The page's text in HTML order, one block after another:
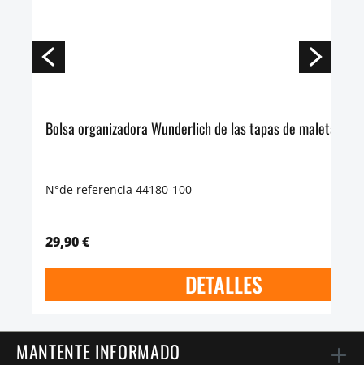
Bolsa organizadora Wunderlich de las tapas de maletas y
N°de referencia 44180-100
29,90 €
DETALLES
MANTENTE INFORMADO